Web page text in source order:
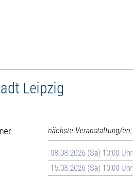
Leipzig
nächste Veranstaltung/en:
08.08.2026 (Sa) 10:00 Uhr
15.08.2026 (Sa) 10:00 Uhr